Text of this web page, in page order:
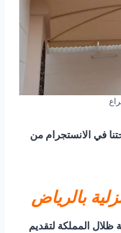
في الانستجرام من
بالرياض
المملكة لتقديم